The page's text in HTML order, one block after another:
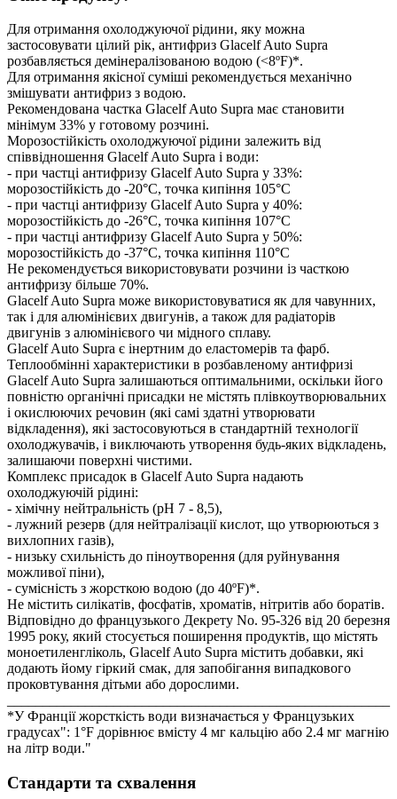
Для отримання охолоджуючої рідини, яку можна
застосовувати цілий рік, антифриз Glacelf Auto Supra
розбавляється демінералізованою водою (<8ºF)*.
Для отримання якісної суміші рекомендується механічно
змішувати антифриз з водою.
Рекомендована частка Glacelf Auto Supra має становити
мінімум 33% у готовому розчині.
Морозостійкість охолоджуючої рідини залежить від
співвідношення Glacelf Auto Supra і води:
- при частці антифризу Glacelf Auto Supra у 33%:
морозостійкість до -20°C, точка кипіння 105°C
- при частці антифризу Glacelf Auto Supra у 40%:
морозостійкість до -26°C, точка кипіння 107°C
- при частці антифризу Glacelf Auto Supra у 50%:
морозостійкість до -37°C, точка кипіння 110°C
Не рекомендується використовувати розчини із часткою
антифризу більше 70%.
Glacelf Auto Supra може використовуватися як для чавунних,
так і для алюмінієвих двигунів, а також для радіаторів
двигунів з алюмінієвого чи мідного сплаву.
Glacelf Auto Supra є інертним до еластомерів та фарб.
Теплообмінні характеристики в розбавленому антифризі
Glacelf Auto Supra залишаються оптимальними, оскільки його
повністю органічні присадки не містять плівкоутворювальних
і окислюючих речовин (які самі здатні утворювати
відкладення), які застосовуються в стандартній технології
охолоджувачів, і виключають утворення будь-яких відкладень,
залишаючи поверхні чистими.
Комплекс присадок в Glacelf Auto Supra надають
охолоджуючій рідині:
- хімічну нейтральність (рН 7 - 8,5),
- лужний резерв (для нейтралізації кислот, що утворюються з
вихлопних газів),
- низьку схильність до піноутворення (для руйнування
можливої піни),
- сумісність з жорсткою водою (до 40ºF)*.
Не містить силікатів, фосфатів, хроматів, нітритів або боратів.
Відповідно до французького Декрету No. 95-326 від 20 березня
1995 року, який стосується поширення продуктів, що містять
моноетиленгліколь, Glacelf Auto Supra містить добавки, які
додають йому гіркий смак, для запобігання випадкового
проковтування дітьми або дорослими.
*У Франції жорсткість води визначається у Французьких
градусах": 1°F дорівнює вмісту 4 мг кальцію або 2.4 мг магнію
на літр води."
Стандарти та схвалення